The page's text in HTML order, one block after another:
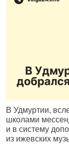
В Удмуртии,
школами
и в систему
из ижевских